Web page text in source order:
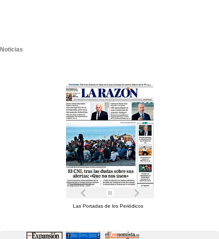
Noticias
Las Portadas de los Periódicos